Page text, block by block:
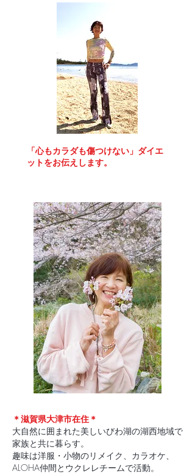
「心もカラダも傷つけない」ダイエ
ットをお伝えします。
＊滋賀県大津市在住＊
大自然に囲まれた美しいびわ湖の湖西地域で
家族と共に暮らす。
趣味は洋服・小物のリメイク、カラオケ、
ALOHA仲間とウクレレチームで活動。